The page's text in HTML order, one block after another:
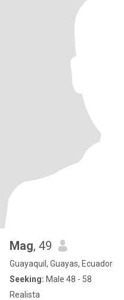
Mag, 49
Guayaquil, Guayas, Ecuador
Seeking: Male 48 - 58
Realista